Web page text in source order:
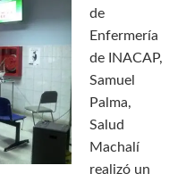
de
Enfermería
de INACAP,
Samuel
Palma,
Salud
Machalí
realizó un